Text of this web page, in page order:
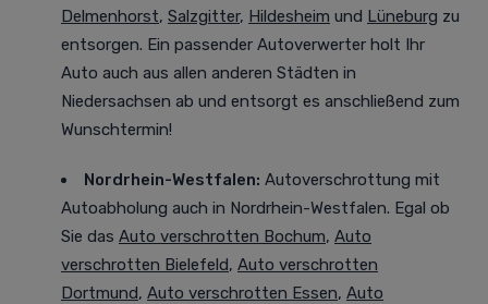
Delmenhorst, Salzgitter, Hildesheim und Lüneburg zu
entsorgen. Ein passender Autoverwerter holt Ihr
Auto auch aus allen anderen Städten in
Niedersachsen ab und entsorgt es anschließend zum
Wunschtermin!
Nordrhein-Westfalen: Autoverschrottung mit
Autoabholung auch in Nordrhein-Westfalen. Egal ob
Sie das Auto verschrotten Bochum, Auto
verschrotten Bielefeld, Auto verschrotten
Dortmund, Auto verschrotten Essen, Auto